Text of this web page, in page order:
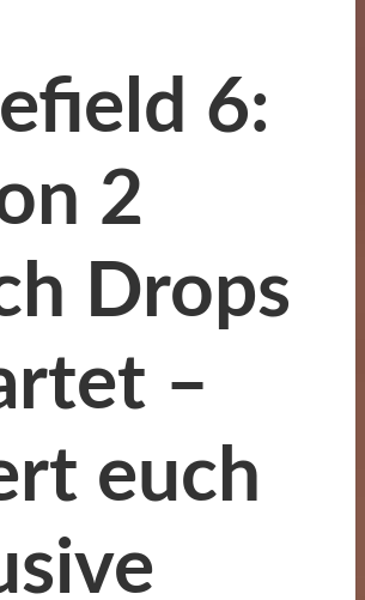
6:
2
Drops
–
euch